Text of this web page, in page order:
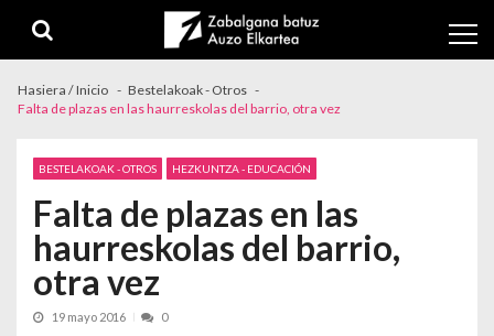
Hasiera / Inicio
Bestelakoak - Otros
Falta de plazas en las haurreskolas del barrio, otra vez
BESTELAKOAK - OTROS HEZKUNTZA - EDUCACIÓN
Falta de plazas en las
haurreskolas del barrio,
otra vez
19 mayo 2016 0